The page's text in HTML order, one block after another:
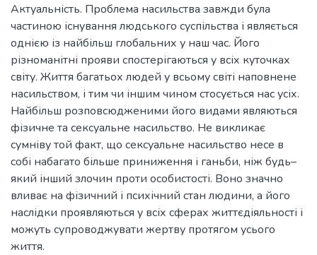
Актуальність. Проблема насильства завжди була
частиною існування людського суспільства і являється
однією із найбільш глобальних у наш час. Його
різноманітні прояви спостерігаються у всіх куточках
світу. Життя багатьох людей у всьому світі наповнене
насильством, і тим чи іншим чином стосується нас усіх.
Найбільш розповсюдженими його видами являються
фізичне та сексуальне насильство. Не викликає
сумніву той факт, що сексуальне насильство несе в
собі набагато більше приниження і ганьби, ніж будь–
який інший злочин проти особистості. Воно значно
вливає на фізичний і психічний стан людини, а його
наслідки проявляються у всіх сферах життєдіяльності і
можуть супроводжувати жертву протягом усього
життя.